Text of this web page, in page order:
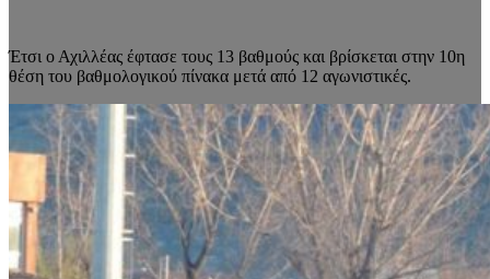
Έτσι ο Αχιλλέας έφτασε τους 13 βαθμούς και βρίσκεται στην 10η
θέση του βαθμολογικού πίνακα μετά από 12 αγωνιστικές.